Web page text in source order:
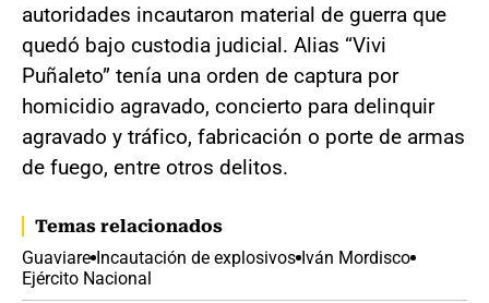
autoridades incautaron material de guerra que
quedó bajo custodia judicial. Alias “Vivi
Puñaleto” tenía una orden de captura por
homicidio agravado, concierto para delinquir
agravado y tráfico, fabricación o porte de armas
de fuego, entre otros delitos.
Temas relacionados
Guaviare Incautación de explosivos Iván Mordisco
Ejército Nacional